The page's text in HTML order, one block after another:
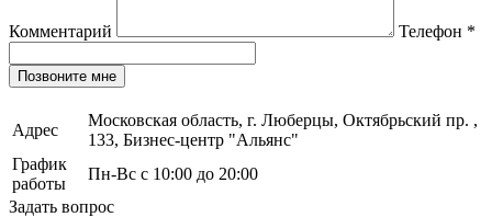
Комментарий Телефон *
Позвоните мне
Адрес
Московская область, г. Люберцы, Октябрьский пр. ,
133, Бизнес-центр "Альянс"
График
работы
Пн-Вс с 10:00 до 20:00
Задать вопрос